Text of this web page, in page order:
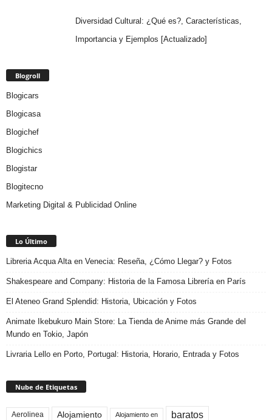
Diversidad Cultural: ¿Qué es?, Características,
Importancia y Ejemplos [Actualizado]
Blogroll
Blogicars
Blogicasa
Blogichef
Blogichics
Blogistar
Blogitecno
Marketing Digital & Publicidad Online
Lo Último
Libreria Acqua Alta en Venecia: Reseña, ¿Cómo Llegar? y Fotos
Shakespeare and Company: Historia de la Famosa Librería en París
El Ateneo Grand Splendid: Historia, Ubicación y Fotos
Animate Ikebukuro Main Store: La Tienda de Anime más Grande del
Mundo en Tokio, Japón
Livraria Lello en Porto, Portugal: Historia, Horario, Entrada y Fotos
Nube de Etiquetas
Aerolinea Alojamiento Alojamiento en baratos